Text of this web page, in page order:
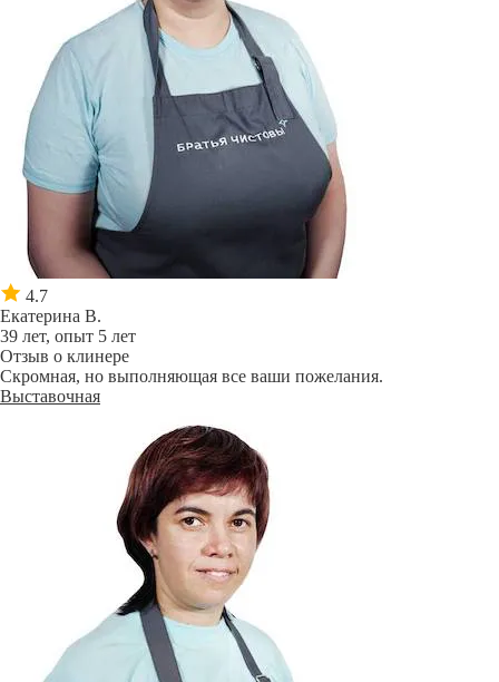
4.7
Екатерина В.
39 лет, опыт 5 лет
Отзыв о клинере
Скромная, но выполняющая все ваши пожелания.
Выставочная